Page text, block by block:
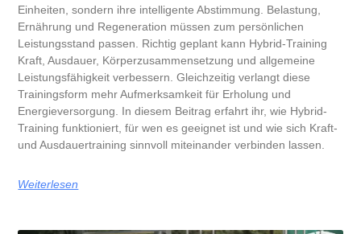
Einheiten, sondern ihre intelligente Abstimmung. Belastung,
Ernährung und Regeneration müssen zum persönlichen
Leistungsstand passen. Richtig geplant kann Hybrid-Training
Kraft, Ausdauer, Körperzusammensetzung und allgemeine
Leistungsfähigkeit verbessern. Gleichzeitig verlangt diese
Trainingsform mehr Aufmerksamkeit für Erholung und
Energieversorgung. In diesem Beitrag erfahrt ihr, wie Hybrid-
Training funktioniert, für wen es geeignet ist und wie sich Kraft-
und Ausdauertraining sinnvoll miteinander verbinden lassen.
Weiterlesen